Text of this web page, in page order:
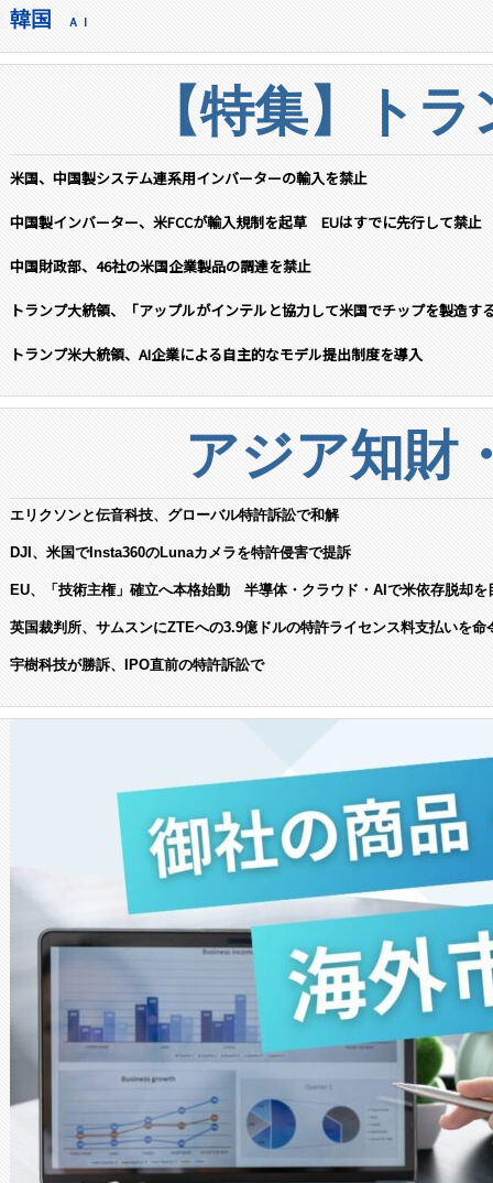
韓国 ＡＩ
【特集】ト
米国、中国製システム連系用インバーターの輸入を禁止
中国製インバーター、米FCCが輸入規制を起草 EUはすでに先行して禁止
中国財政部、46社の米国企業製品の調達を禁止
トランプ大統領、「アップルがインテルと協力して米国でチップを製造す
トランプ米大統領、AI企業による自主的なモデル提出制度を導入
アジア知財
エリクソンと伝音科技、グローバル特許訴訟で和解
DJI、米国でInsta360のLunaカメラを特許侵害で提訴
EU、「技術主権」確立へ本格始動 半導体・クラウド・AIで米依存脱却を
英国裁判所、サムスンにZTEへの3.9億ドルの特許ライセンス料支払いを命
宇樹科技が勝訴、IPO直前の特許訴訟で